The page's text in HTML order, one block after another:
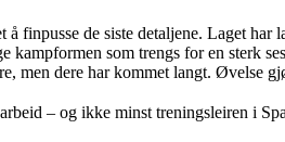
finpusse de siste detaljene. Laget har
kampformen som trengs for en sterk
men dere har kommet langt. Øvelse
– og ikke minst treningsleiren i